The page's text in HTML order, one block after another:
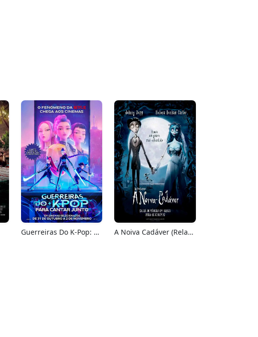
Guerreiras Do K-Pop: Para Cantar Junto A Noiva Cadáver (Relançamento)